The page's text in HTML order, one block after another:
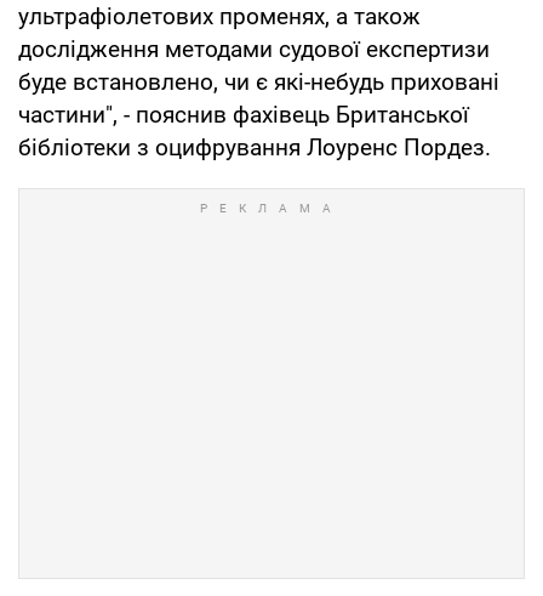
ультрафіолетових променях, а також
дослідження методами судової експертизи
буде встановлено, чи є які-небудь приховані
частини", - пояснив фахівець Британської
бібліотеки з оцифрування Лоуренс Пордез.